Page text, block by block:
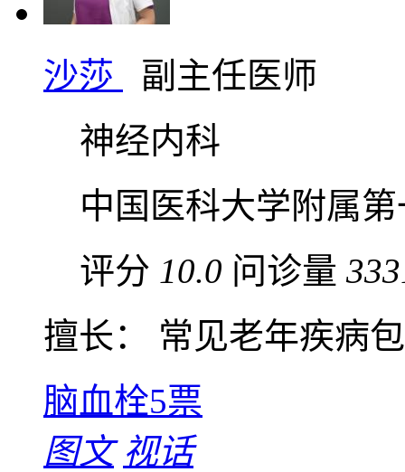
沙莎
副主任医师
神经内科
中国医科大学附属
评分 10.0 问诊量
擅长： 常见老年疾病
脑血栓5票
图文 视话